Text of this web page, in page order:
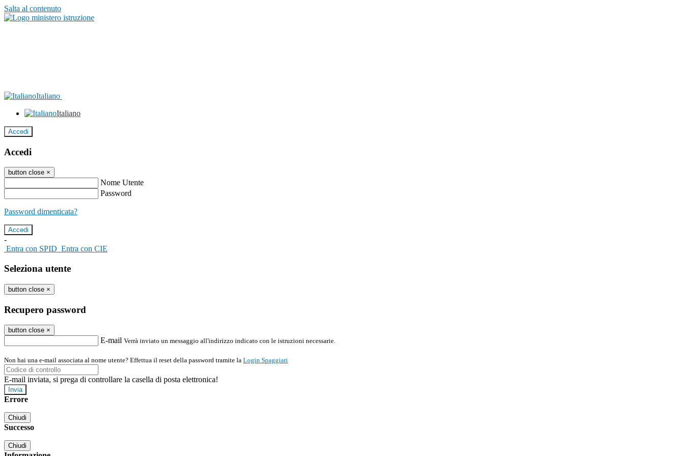
Salta al contenuto
Italiano
Italiano
Accedi
Accedi
button close ×
Nome Utente
Password
Password dimenticata?
-
Entra con SPID Entra con CIE
Seleziona utente
button close ×
Recupero password
button close ×
E-mail Verrà inviato un messaggio all'indirizzo indicato con le istruzioni necessarie.
Non hai una e-mail associata al nome utente? Effettua il reset della password tramite la Login Spaggiari
E-mail inviata, si prega di controllare la casella di posta elettronica!
Errore
Chiudi
Successo
Chiudi